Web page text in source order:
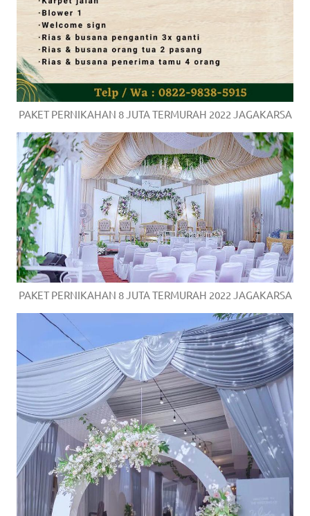
PAKET PERNIKAHAN 8 JUTA TERMURAH 2022 JAGAKARSA
PAKET PERNIKAHAN 8 JUTA TERMURAH 2022 JAGAKARSA